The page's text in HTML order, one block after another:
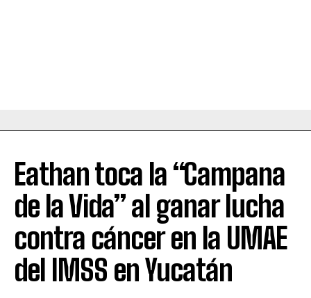
Eathan toca la “Campana
de la Vida” al ganar lucha
contra cáncer en la UMAE
del IMSS en Yucatán